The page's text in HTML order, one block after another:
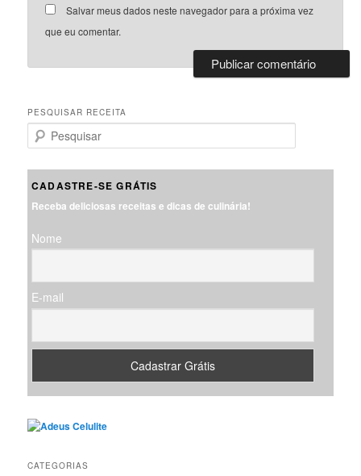
Salvar meus dados neste navegador para a próxima vez
que eu comentar.
PESQUISAR RECEITA
e
u
a
CADASTRE-SE GRÁTIS
Receba deliciosas receitas e dicas de culinária!
Nome
E-mail
CATEGORIAS